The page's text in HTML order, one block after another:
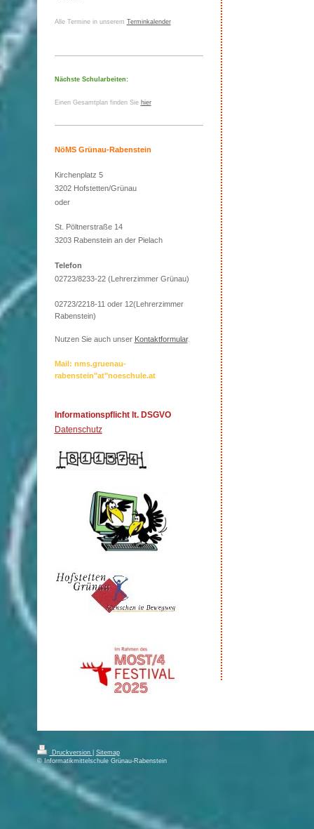
Alle Termine in unserem Terminkalender
Nächste Schularbeiten:
Einen Gesamtplan finden Sie hier
NöMS Grünau-Rabenstein
Kirchenplatz 5
3202 Hofstetten/Grünau
oder
St. Pöltnerstraße 14
3203 Rabenstein an der Pielach
Telefon
02723/8233-22 (Lehrerzimmer Grünau)
02723/2218-11 oder 12(Lehrerzimmer
Rabenstein)
Nutzen Sie auch unser Kontaktformular.
Mail: nms.gruenau-
rabenstein"at"noeschule.at
Informationspflicht lt. DSGVO
Datenschutz
Druckversion
Sitemap
© Informatikmittelschule Grünau-Rabenstein